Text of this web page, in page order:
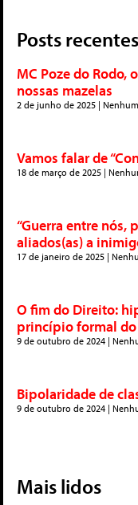
Posts recentes
MC Poze do Rodo,
nossas mazelas
2 de junho de 2025
Vamos falar de
18 de março de 2025
“Guerra entre nós,
aliados(as) a
17 de janeiro de 2025
O fim do Direito:
princípio formal
9 de outubro de 2024
Bipolaridade de
9 de outubro de 2024
Mais lidos